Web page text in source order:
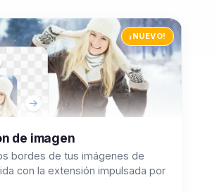
¡NUEVO!
de imagen
bordes de tus imágenes de
con la extensión impulsada por